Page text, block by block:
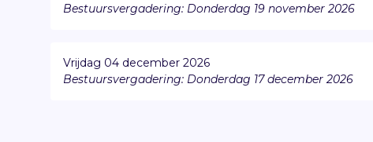
Bestuursvergadering: Donderdag 19 november 2026
Vrijdag 04 december 2026
Bestuursvergadering: Donderdag 17 december 2026